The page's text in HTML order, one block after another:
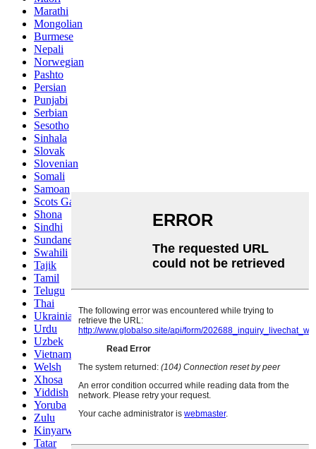
Marathi
Mongolian
Burmese
Nepali
Norwegian
Pashto
Persian
Punjabi
Serbian
Sesotho
Sinhala
Slovak
Slovenian
Somali
Samoan
Scots Gaelic
Shona
Sindhi
Sundanese
Swahili
Tajik
Tamil
Telugu
Thai
Ukrainian
Urdu
Uzbek
Vietnamese
Welsh
Xhosa
Yiddish
Yoruba
Zulu
Kinyarwanda
Tatar